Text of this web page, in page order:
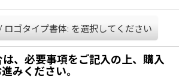
ロゴタイプ書体: を選択してください
、必要事項をご記入の上、購入
みください。